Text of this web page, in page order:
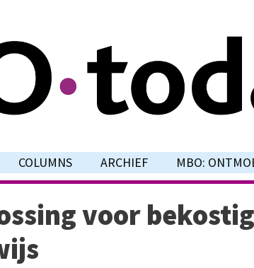
COLUMNS ARCHIEF MBO:
voor